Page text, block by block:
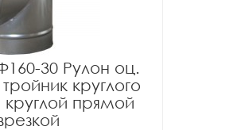
30 Рулон оц.
круглого
круглой прямой